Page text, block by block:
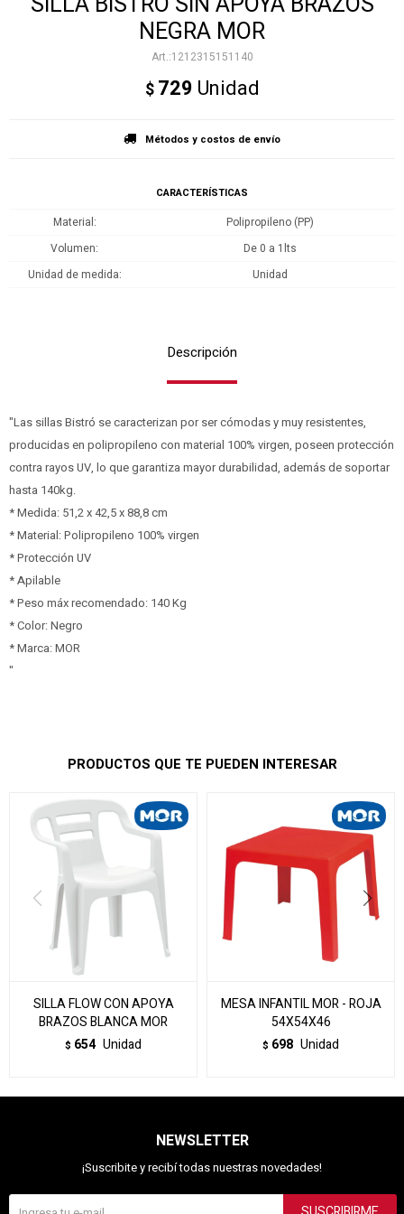
NEGRA MOR
1212315151140
$ 729 Unidad
Métodos y costos de envío
CARACTERÍSTICAS
Material
Polipropileno (PP)
Volumen
De 0 a 1lts
Unidad de medida
Unidad
Descripción
"Las sillas Bistró se caracterizan por ser cómodas y muy resistentes,
producidas en polipropileno con material 100% virgen, poseen protección
contra rayos UV, lo que garantiza mayor durabilidad, además de soportar
hasta 140kg.
* Medida: 51,2 x 42,5 x 88,8 cm
* Material: Polipropileno 100% virgen
* Protección UV
* Apilable
* Peso máx recomendado: 140 Kg
* Color: Negro
* Marca: MOR
"
PRODUCTOS QUE TE PUEDEN INTERESAR
SILLA FLOW CON APOYA
BRAZOS BLANCA MOR
$ 654 Unidad
MESA INFANTIL MOR - ROJA
54X54X46
$ 698 Unidad
NEWSLETTER
¡Suscribite y recibí todas nuestras novedades!